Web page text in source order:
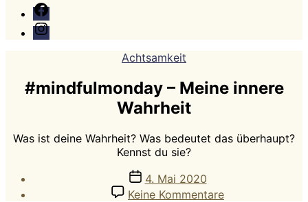
Facebook
Instagram
Kategorien
Achtsamkeit
#mindfulmonday – Meine innere
Wahrheit
Was ist deine Wahrheit? Was bedeutet das überhaupt?
Kennst du sie?
Veröffentlichungsdatum
4. Mai 2020
Keine Kommentarezu